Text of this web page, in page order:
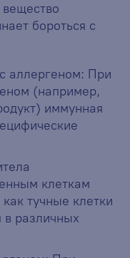
бороться с
аллергеном: При
(например,
иммунная
клеткам
тучные клетки
различных